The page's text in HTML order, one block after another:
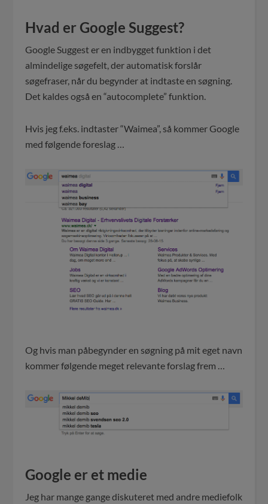
Hvad er Google Suggest?
Google Suggest er en indbygget funktion i det
almindelige søgefelt, der automatisk forslår
søgefraser, når du begynder at indtaste en søgning.
Det kaldes også en “autocomplete” funktion.
Hvis jeg f.eks. indtaster “Waimea”, så kommer Google
med følgende foreslag …
Og hvis man påbegynder en søgning på mit eget navn
kommer følgende meget relevante forslag frem …
Google er et medie
Jeg har mange gange diskuteret med andre mediefolk